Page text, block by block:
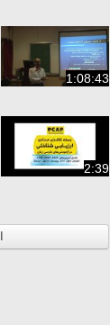
1:08:43
2:39